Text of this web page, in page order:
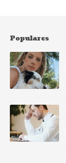
Populares